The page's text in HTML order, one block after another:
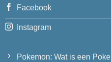
Facebook
Instagram
Pokemon: Wat is een